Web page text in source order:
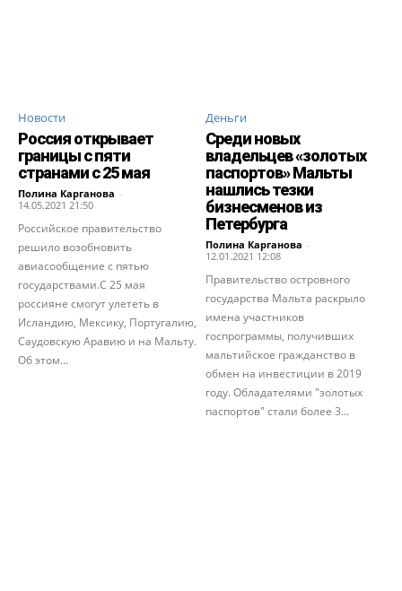
Новости
Россия открывает
границы с пяти
странами с 25 мая
Полина Карганова -
14.05.2021 21:50
Российское правительство
решило возобновить
авиасообщение с пятью
государствами.С 25 мая
россияне смогут улететь в
Исландию, Мексику, Португалию,
Саудовскую Аравию и на Мальту.
Об этом...
Деньги
Среди новых
владельцев «золотых
паспортов» Мальты
нашлись тезки
бизнесменов из
Петербурга
Полина Карганова -
12.01.2021 12:08
Правительство островного
государства Мальта раскрыло
имена участников
госпрограммы, получивших
мальтийское гражданство в
обмен на инвестиции в 2019
году. Обладателями "золотых
паспортов" стали более 3...